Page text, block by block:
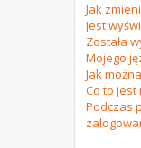
Jak
Jest
Została
Mojego
Jak
Co to jest
Podczas